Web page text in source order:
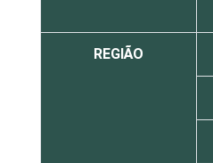
REGIÃO